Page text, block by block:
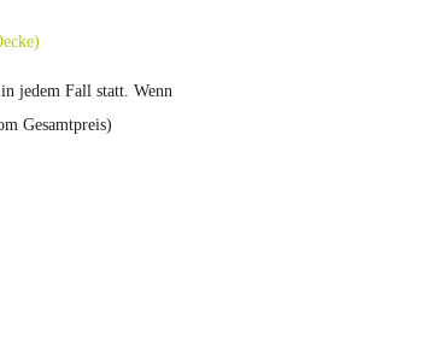
jedem Fall statt. Wenn
Gesamtpreis)